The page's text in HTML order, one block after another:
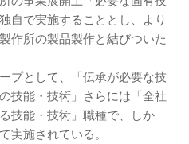
自で実施することとし、より
作所の製品製作と結びついた
プとして、「伝承が必要な技
技能・技術」さらには「全社
技能・技術」職種で、しか
実施されている。